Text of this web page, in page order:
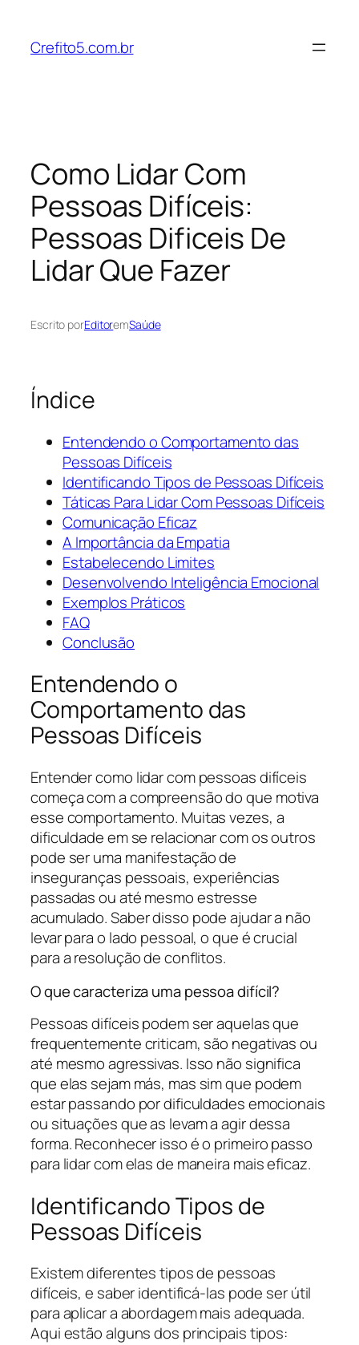
Crefito5.com.br
Como Lidar Com
Pessoas Difíceis:
Pessoas Dificeis De
Lidar Que Fazer
Escrito porEditoremSaúde
Índice
Entendendo o Comportamento das
Pessoas Difíceis
Identificando Tipos de Pessoas Difíceis
Táticas Para Lidar Com Pessoas Difíceis
Comunicação Eficaz
A Importância da Empatia
Estabelecendo Limites
Desenvolvendo Inteligência Emocional
Exemplos Práticos
FAQ
Conclusão
Entendendo o
Comportamento das
Pessoas Difíceis
Entender como lidar com pessoas difíceis
começa com a compreensão do que motiva
esse comportamento. Muitas vezes, a
dificuldade em se relacionar com os outros
pode ser uma manifestação de
inseguranças pessoais, experiências
passadas ou até mesmo estresse
acumulado. Saber disso pode ajudar a não
levar para o lado pessoal, o que é crucial
para a resolução de conflitos.
O que caracteriza uma pessoa difícil?
Pessoas difíceis podem ser aquelas que
frequentemente criticam, são negativas ou
até mesmo agressivas. Isso não significa
que elas sejam más, mas sim que podem
estar passando por dificuldades emocionais
ou situações que as levam a agir dessa
forma. Reconhecer isso é o primeiro passo
para lidar com elas de maneira mais eficaz.
Identificando Tipos de
Pessoas Difíceis
Existem diferentes tipos de pessoas
difíceis, e saber identificá-las pode ser útil
para aplicar a abordagem mais adequada.
Aqui estão alguns dos principais tipos: